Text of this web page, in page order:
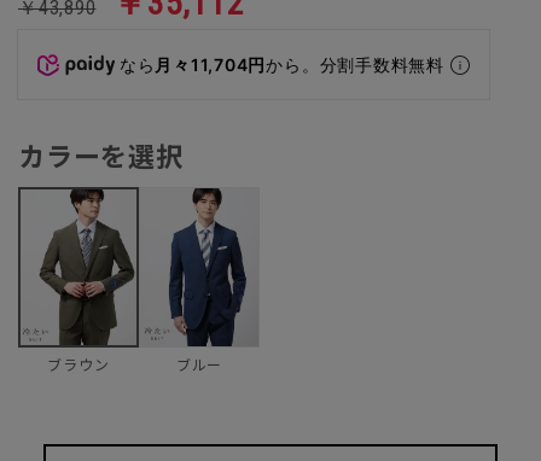
￥43,890
なら 月々11,704円から。分割手数料無料
カラーを選択
ブラウン ブルー